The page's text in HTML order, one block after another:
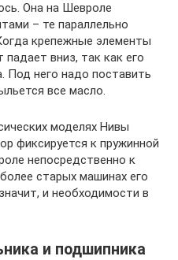
Она на Шевроле
– те параллельно
крепежные элементы
вниз, так как его
Под него надо поставить
все масло.
моделях Нивы
фиксируется к пружинной
непосредственно к
старых машинах его
и необходимости в
и подшипника